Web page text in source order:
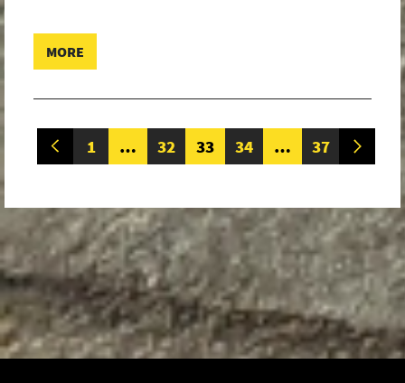
MORE
POSTS
NAVIGATION
Page
1 … Page
32 Page
33 Page
34 … Page
37